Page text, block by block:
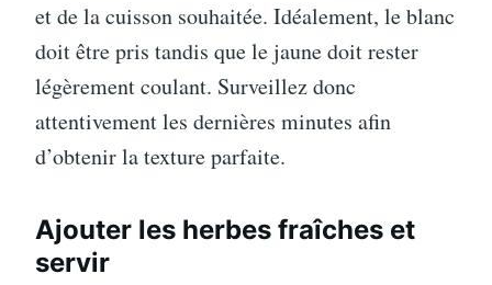
et de la cuisson souhaitée. Idéalement, le blanc
doit être pris tandis que le jaune doit rester
légèrement coulant. Surveillez donc
attentivement les dernières minutes afin
d’obtenir la texture parfaite.
Ajouter les herbes fraîches et
servir